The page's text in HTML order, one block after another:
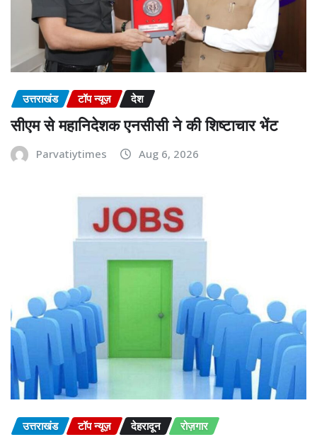
उत्तराखंड टॉप न्यूज़ देश
सीएम से महानिदेशक एनसीसी ने की शिष्टाचार भेंट
Parvatiytimes Aug 6, 2026
उत्तराखंड टॉप न्यूज़ देहरादून रोज़गार